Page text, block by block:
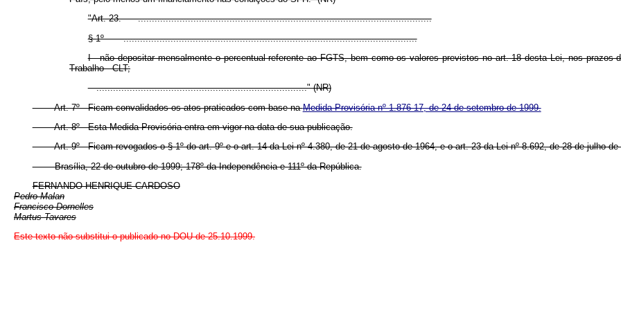
"Art. 23. ..........................................................................................................
§ 1º ..........................................................................................................
I - não depositar mensalmente o percentual referente ao FGTS, bem como os valores previstos no art. 18 desta Lei, nos prazos
Trabalho - CLT;
............................................................................" (NR)
Art. 7º Ficam convalidados os atos praticados com base naMedida Provisória nº 1.876-17, de 24 de setembro de 1999.
Art. 8º Esta Medida Provisória entra em vigor na data de sua publicação.
Art. 9º Ficam revogados o § 1º do art. 9º e o art. 14 da Lei nº 4.380, de 21 de agosto de 1964, e o art. 23 da Lei nº 8.692, de 28 de julho de
Brasília, 22 de outubro de 1999; 178º da Independência e 111º da República.
FERNANDO HENRIQUE CARDOSO
Pedro Malan
Francisco Dornelles
Martus Tavares
Este texto não substitui o publicado no DOU de 25.10.1999.